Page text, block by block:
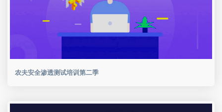
农夫安全渗透测试培训第二季